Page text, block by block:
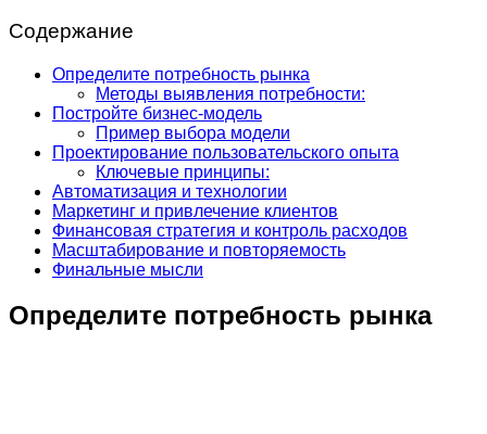
Содержание
Определите потребность рынка
Методы выявления потребности:
Постройте бизнес-модель
Пример выбора модели
Проектирование пользовательского опыта
Ключевые принципы:
Автоматизация и технологии
Маркетинг и привлечение клиентов
Финансовая стратегия и контроль расходов
Масштабирование и повторяемость
Финальные мысли
Определите потребность рынка